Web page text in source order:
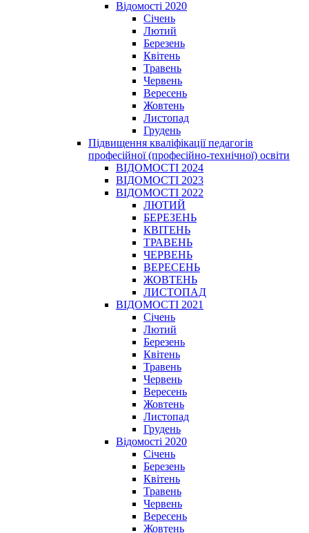
Відомості 2020
Січень
Лютий
Березень
Квітень
Травень
Червень
Вересень
Жовтень
Листопад
Грудень
Підвищення кваліфікації педагогів
професійної (професійно-технічної) освіти
ВІДОМОСТІ 2024
ВІДОМОСТІ 2023
ВІДОМОСТІ 2022
ЛЮТИЙ
БЕРЕЗЕНЬ
КВІТЕНЬ
ТРАВЕНЬ
ЧЕРВЕНЬ
ВЕРЕСЕНЬ
ЖОВТЕНЬ
ЛИСТОПАД
ВІДОМОСТІ 2021
Січень
Лютий
Березень
Квітень
Травень
Червень
Вересень
Жовтень
Листопад
Грудень
Відомості 2020
Січень
Березень
Квітень
Травень
Червень
Вересень
Жовтень